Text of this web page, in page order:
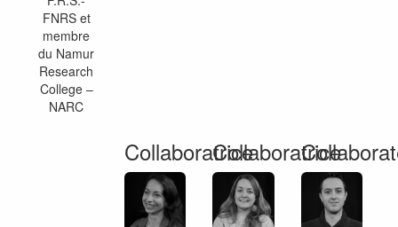
FNRS et
membre
du Namur
Research
College –
NARC
CollaboratriceCollaboratrice